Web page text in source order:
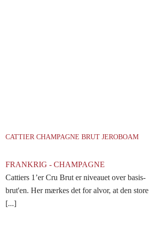
CATTIER CHAMPAGNE BRUT JEROBOAM
FRANKRIG - CHAMPAGNE
Cattiers 1’er Cru Brut er niveauet over basis-
brut'en. Her mærkes det for alvor, at den store
[...]